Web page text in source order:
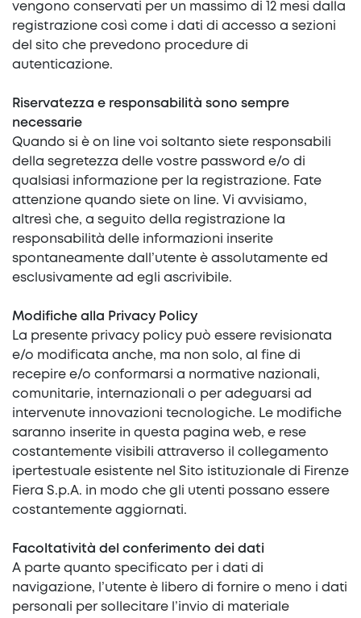
vengono conservati per un massimo di 12 mesi dalla
registrazione così come i dati di accesso a sezioni
del sito che prevedono procedure di
autenticazione.
Riservatezza e responsabilità sono sempre
necessarie
Quando si è on line voi soltanto siete responsabili
della segretezza delle vostre password e/o di
qualsiasi informazione per la registrazione. Fate
attenzione quando siete on line. Vi avvisiamo,
altresì che, a seguito della registrazione la
responsabilità delle informazioni inserite
spontaneamente dall’utente è assolutamente ed
esclusivamente ad egli ascrivibile.
Modifiche alla Privacy Policy
La presente privacy policy può essere revisionata
e/o modificata anche, ma non solo, al fine di
recepire e/o conformarsi a normative nazionali,
comunitarie, internazionali o per adeguarsi ad
intervenute innovazioni tecnologiche. Le modifiche
saranno inserite in questa pagina web, e rese
costantemente visibili attraverso il collegamento
ipertestuale esistente nel Sito istituzionale di Firenze
Fiera S.p.A. in modo che gli utenti possano essere
costantemente aggiornati.
Facoltatività del conferimento dei dati
A parte quanto specificato per i dati di
navigazione, l’utente è libero di fornire o meno i dati
personali per sollecitare l’invio di materiale